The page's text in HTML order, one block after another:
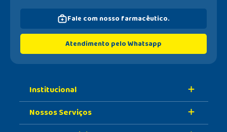
Fale com nosso farmacêutico.
Atendimento pelo Whatsapp
Institucional
Sobre A Nossa Drogaria
Nossos Serviços